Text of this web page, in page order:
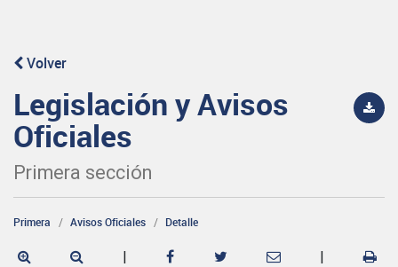
Volver
Legislación y Avisos
Oficiales
Primera sección
Primera Avisos Oficiales Detalle
| |